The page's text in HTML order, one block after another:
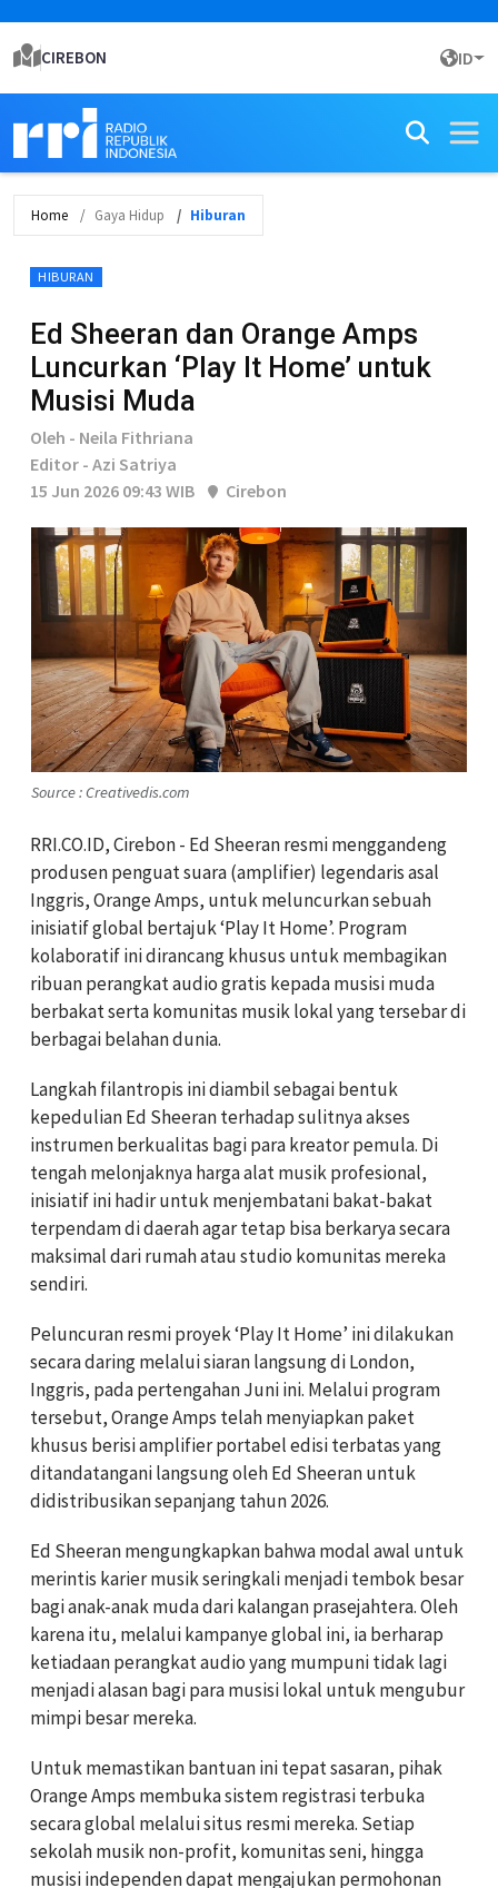
CIREBON ID
Home Gaya Hidup Hiburan
HIBURAN
Ed Sheeran dan Orange Amps
Luncurkan ‘Play It Home’ untuk
Musisi Muda
Oleh - Neila Fithriana
Editor - Azi Satriya
15 Jun 2026 09:43 WIB
Cirebon
Source : Creativedis.com
RRI.CO.ID, Cirebon - Ed Sheeran resmi menggandeng
produsen penguat suara (amplifier) legendaris asal
Inggris, Orange Amps, untuk meluncurkan sebuah
inisiatif global bertajuk ‘Play It Home’. Program
kolaboratif ini dirancang khusus untuk membagikan
ribuan perangkat audio gratis kepada musisi muda
berbakat serta komunitas musik lokal yang tersebar di
berbagai belahan dunia.
Langkah filantropis ini diambil sebagai bentuk
kepedulian Ed Sheeran terhadap sulitnya akses
instrumen berkualitas bagi para kreator pemula. Di
tengah melonjaknya harga alat musik profesional,
inisiatif ini hadir untuk menjembatani bakat-bakat
terpendam di daerah agar tetap bisa berkarya secara
maksimal dari rumah atau studio komunitas mereka
sendiri.
Peluncuran resmi proyek ‘Play It Home’ ini dilakukan
secara daring melalui siaran langsung di London,
Inggris, pada pertengahan Juni ini. Melalui program
tersebut, Orange Amps telah menyiapkan paket
khusus berisi amplifier portabel edisi terbatas yang
ditandatangani langsung oleh Ed Sheeran untuk
didistribusikan sepanjang tahun 2026.
Ed Sheeran mengungkapkan bahwa modal awal untuk
merintis karier musik seringkali menjadi tembok besar
bagi anak-anak muda dari kalangan prasejahtera. Oleh
karena itu, melalui kampanye global ini, ia berharap
ketiadaan perangkat audio yang mumpuni tidak lagi
menjadi alasan bagi para musisi lokal untuk mengubur
mimpi besar mereka.
Untuk memastikan bantuan ini tepat sasaran, pihak
Orange Amps membuka sistem registrasi terbuka
secara global melalui situs resmi mereka. Setiap
sekolah musik non-profit, komunitas seni, hingga
musisi independen dapat mengajukan permohonan